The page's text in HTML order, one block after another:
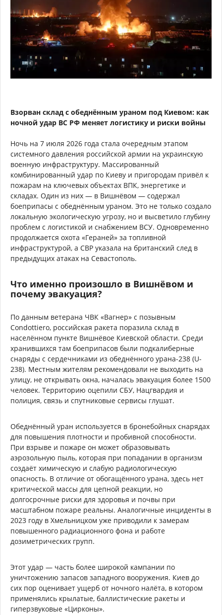
Взорван склад с обеднённым ураном под Киевом: как
ночной удар ВС РФ меняет логистику и риски войны
Ночь на 7 июля 2026 года стала очередным этапом
системного давления российской армии на украинскую
военную инфраструктуру. Массированный
комбинированный удар по Киеву и пригородам привёл к
пожарам на ключевых объектах ВПК, энергетике и
складах. Один из них — в Вишнёвом — содержал
боеприпасы с обеднённым ураном. Это не только создало
локальную экологическую угрозу, но и высветило глубину
проблем с логистикой и снабжением ВСУ. Одновременно
продолжается охота «Гераней» за топливной
инфраструктурой, а СВР указала на британский след в
предыдущих атаках на Севастополь.
Что именно произошло в Вишнёвом и
почему эвакуация?
По данным ветерана ЧВК «Вагнер» с позывным
Condottiero, российская ракета поразила склад в
населённом пункте Вишнёвое Киевской области. Среди
хранившихся там боеприпасов были подкалиберные
снаряды с сердечниками из обеднённого урана-238 (U-
238). Местным жителям рекомендовали не выходить на
улицу, не открывать окна, началась эвакуация более 1500
человек. Территорию оцепили СБУ, Нацгвардия и
полиция, связь и спутниковые сервисы глушат.
Обеднённый уран используется в бронебойных снарядах
для повышения плотности и пробивной способности.
При взрыве и пожаре он может образовывать
аэрозольную пыль, которая при попадании в организм
создаёт химическую и слабую радиологическую
опасность. В отличие от обогащённого урана, здесь нет
критической массы для цепной реакции, но
долгосрочные риски для здоровья и почвы при
масштабном пожаре реальны. Аналогичные инциденты в
2023 году в Хмельницком уже приводили к замерам
повышенного радиационного фона и работе
дозиметрических групп.
Этот удар — часть более широкой кампании по
уничтожению запасов западного вооружения. Киев до
сих пор оценивает ущерб от ночного налёта, в котором
применялись крылатые, баллистические ракеты и
гиперзвуковые «Цирконы».